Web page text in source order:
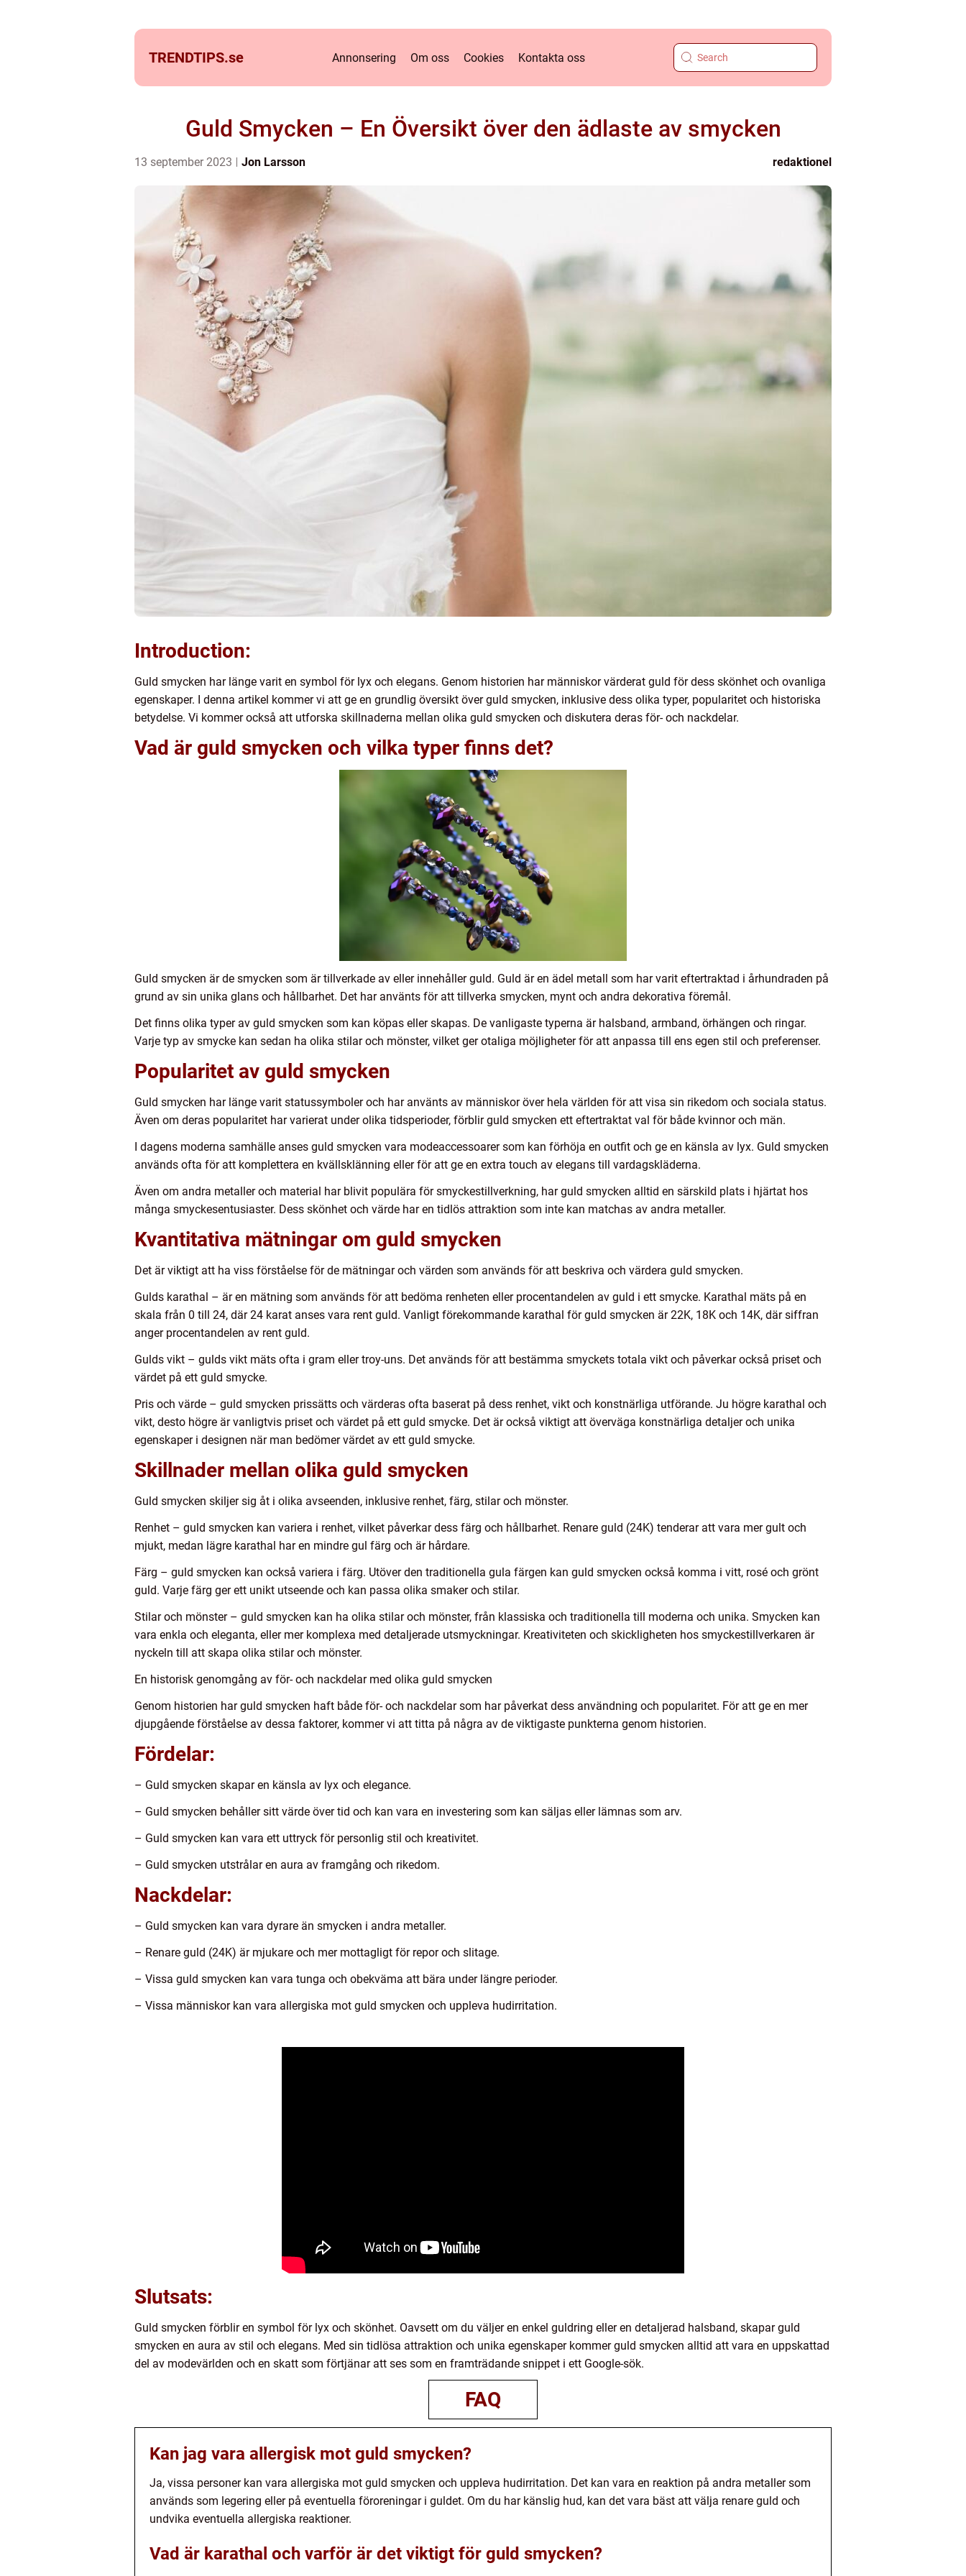
TRENDTIPS.se Annonsering Om oss Cookies Kontakta oss
Guld Smycken – En Översikt över den ädlaste av smycken
13 september 2023 Jon Larsson redaktionel
Introduction:
Guld smycken har länge varit en symbol för lyx och elegans. Genom historien har människor värderat guld för dess skönhet och ovanliga
egenskaper. I denna artikel kommer vi att ge en grundlig översikt över guld smycken, inklusive dess olika typer, popularitet och historiska
betydelse. Vi kommer också att utforska skillnaderna mellan olika guld smycken och diskutera deras för- och nackdelar.
Vad är guld smycken och vilka typer finns det?
Guld smycken är de smycken som är tillverkade av eller innehåller guld. Guld är en ädel metall som har varit eftertraktad i århundraden på
grund av sin unika glans och hållbarhet. Det har använts för att tillverka smycken, mynt och andra dekorativa föremål.
Det finns olika typer av guld smycken som kan köpas eller skapas. De vanligaste typerna är halsband, armband, örhängen och ringar.
Varje typ av smycke kan sedan ha olika stilar och mönster, vilket ger otaliga möjligheter för att anpassa till ens egen stil och preferenser.
Popularitet av guld smycken
Guld smycken har länge varit statussymboler och har använts av människor över hela världen för att visa sin rikedom och sociala status.
Även om deras popularitet har varierat under olika tidsperioder, förblir guld smycken ett eftertraktat val för både kvinnor och män.
I dagens moderna samhälle anses guld smycken vara modeaccessoarer som kan förhöja en outfit och ge en känsla av lyx. Guld smycken
används ofta för att komplettera en kvällsklänning eller för att ge en extra touch av elegans till vardagskläderna.
Även om andra metaller och material har blivit populära för smyckestillverkning, har guld smycken alltid en särskild plats i hjärtat hos
många smyckesentusiaster. Dess skönhet och värde har en tidlös attraktion som inte kan matchas av andra metaller.
Kvantitativa mätningar om guld smycken
Det är viktigt att ha viss förståelse för de mätningar och värden som används för att beskriva och värdera guld smycken.
Gulds karathal – är en mätning som används för att bedöma renheten eller procentandelen av guld i ett smycke. Karathal mäts på en
skala från 0 till 24, där 24 karat anses vara rent guld. Vanligt förekommande karathal för guld smycken är 22K, 18K och 14K, där siffran
anger procentandelen av rent guld.
Gulds vikt – gulds vikt mäts ofta i gram eller troy-uns. Det används för att bestämma smyckets totala vikt och påverkar också priset och
värdet på ett guld smycke.
Pris och värde – guld smycken prissätts och värderas ofta baserat på dess renhet, vikt och konstnärliga utförande. Ju högre karathal och
vikt, desto högre är vanligtvis priset och värdet på ett guld smycke. Det är också viktigt att överväga konstnärliga detaljer och unika
egenskaper i designen när man bedömer värdet av ett guld smycke.
Skillnader mellan olika guld smycken
Guld smycken skiljer sig åt i olika avseenden, inklusive renhet, färg, stilar och mönster.
Renhet – guld smycken kan variera i renhet, vilket påverkar dess färg och hållbarhet. Renare guld (24K) tenderar att vara mer gult och
mjukt, medan lägre karathal har en mindre gul färg och är hårdare.
Färg – guld smycken kan också variera i färg. Utöver den traditionella gula färgen kan guld smycken också komma i vitt, rosé och grönt
guld. Varje färg ger ett unikt utseende och kan passa olika smaker och stilar.
Stilar och mönster – guld smycken kan ha olika stilar och mönster, från klassiska och traditionella till moderna och unika. Smycken kan
vara enkla och eleganta, eller mer komplexa med detaljerade utsmyckningar. Kreativiteten och skickligheten hos smyckestillverkaren är
nyckeln till att skapa olika stilar och mönster.
En historisk genomgång av för- och nackdelar med olika guld smycken
Genom historien har guld smycken haft både för- och nackdelar som har påverkat dess användning och popularitet. För att ge en mer
djupgående förståelse av dessa faktorer, kommer vi att titta på några av de viktigaste punkterna genom historien.
Fördelar:
– Guld smycken skapar en känsla av lyx och elegance.
– Guld smycken behåller sitt värde över tid och kan vara en investering som kan säljas eller lämnas som arv.
– Guld smycken kan vara ett uttryck för personlig stil och kreativitet.
– Guld smycken utstrålar en aura av framgång och rikedom.
Nackdelar:
– Guld smycken kan vara dyrare än smycken i andra metaller.
– Renare guld (24K) är mjukare och mer mottagligt för repor och slitage.
– Vissa guld smycken kan vara tunga och obekväma att bära under längre perioder.
– Vissa människor kan vara allergiska mot guld smycken och uppleva hudirritation.
Slutsats:
Guld smycken förblir en symbol för lyx och skönhet. Oavsett om du väljer en enkel guldring eller en detaljerad halsband, skapar guld
smycken en aura av stil och elegans. Med sin tidlösa attraktion och unika egenskaper kommer guld smycken alltid att vara en uppskattad
del av modevärlden och en skatt som förtjänar att ses som en framträdande snippet i ett Google-sök.
FAQ
Kan jag vara allergisk mot guld smycken?
Ja, vissa personer kan vara allergiska mot guld smycken och uppleva hudirritation. Det kan vara en reaktion på andra metaller som
används som legering eller på eventuella föroreningar i guldet. Om du har känslig hud, kan det vara bäst att välja renare guld och
undvika eventuella allergiska reaktioner.
Vad är karathal och varför är det viktigt för guld smycken?